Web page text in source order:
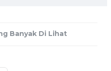
Banyak Di Lihat